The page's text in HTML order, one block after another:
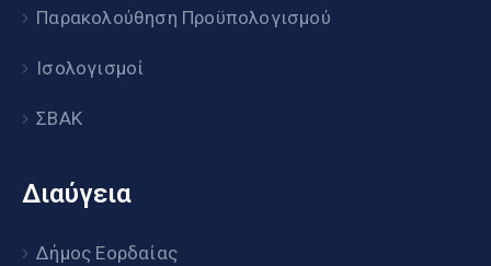
Παρακολούθηση Προϋπολογισμού
Ισολογισμοί
ΣΒΑΚ
Διαύγεια
Δήμος Εορδαίας